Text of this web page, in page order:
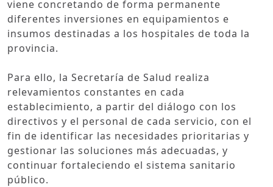
viene concretando de forma permanente
diferentes inversiones en equipamientos e
insumos destinadas a los hospitales de toda la
provincia.
Para ello, la Secretaría de Salud realiza
relevamientos constantes en cada
establecimiento, a partir del diálogo con los
directivos y el personal de cada servicio, con el
fin de identificar las necesidades prioritarias y
gestionar las soluciones más adecuadas, y
continuar fortaleciendo el sistema sanitario
público.